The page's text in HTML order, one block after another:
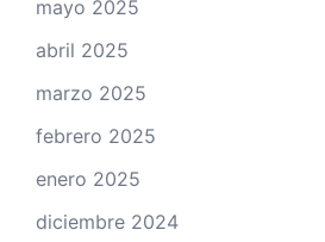
mayo 2025
abril 2025
marzo 2025
febrero 2025
enero 2025
diciembre 2024